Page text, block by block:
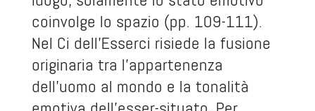
coinvolge lo spazio (pp. 109-111).
Nel Ci dell’Esserci risiede la fusione
originaria tra l’appartenenza
dell’uomo al mondo e la tonalità